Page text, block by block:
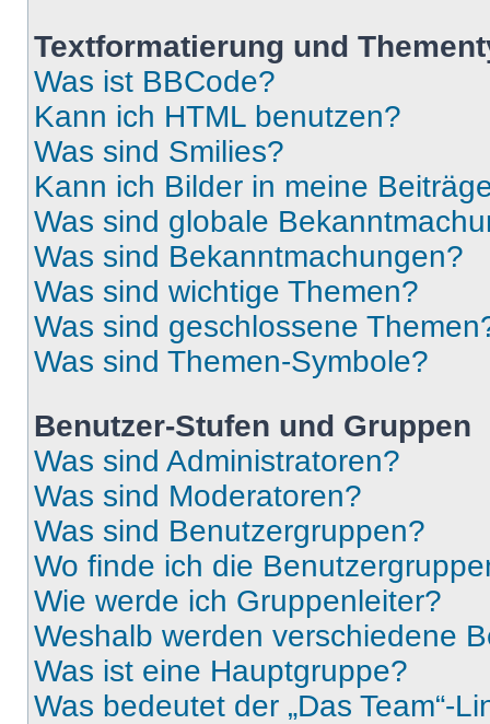
Textformatierung und
Was ist BBCode?
Kann ich HTML benutzen?
Was sind Smilies?
Kann ich Bilder in meine
Was sind globale
Was sind Bekanntmachungen?
Was sind wichtige Themen?
Was sind geschlossene
Was sind Themen-Symbole?
Benutzer-Stufen und Gruppen
Was sind Administratoren?
Was sind Moderatoren?
Was sind Benutzergruppen?
Wo finde ich die
Wie werde ich Gruppenleiter?
Weshalb werden verschiedene
Was ist eine Hauptgruppe?
Was bedeutet der „Das Team“-